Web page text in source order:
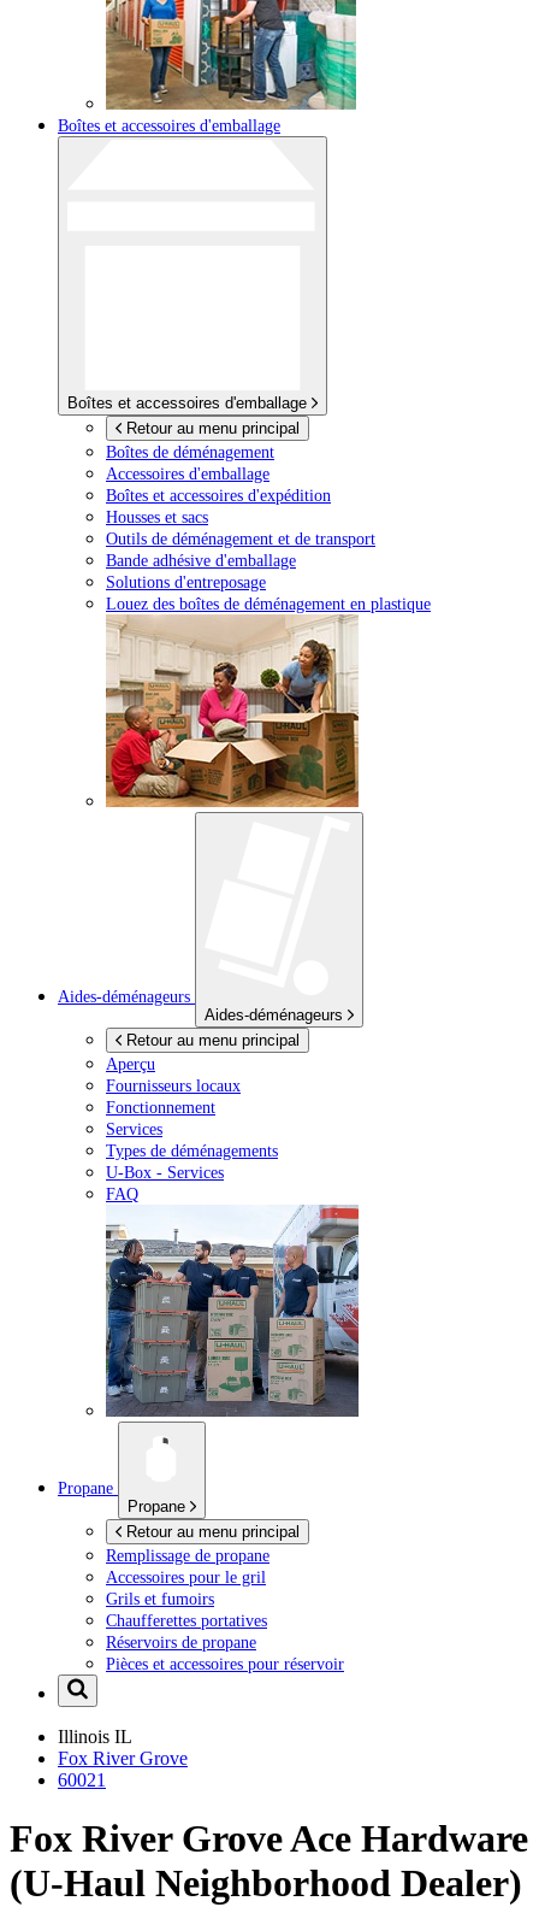
Boîtes et accessoires d'emballage
Boîtes et accessoires d'emballage
Retour au menu principal
Boîtes de déménagement
Accessoires d'emballage
Boîtes et accessoires d'expédition
Housses et sacs
Outils de déménagement et de transport
Bande adhésive d'emballage
Solutions d'entreposage
Louez des boîtes de déménagement en plastique
Aides-déménageurs
Aides-déménageurs
Retour au menu principal
Aperçu
Fournisseurs locaux
Fonctionnement
Services
Types de déménagements
U-Box - Services
FAQ
Propane
Propane
Retour au menu principal
Remplissage de propane
Accessoires pour le gril
Grils et fumoirs
Chaufferettes portatives
Réservoirs de propane
Pièces et accessoires pour réservoir
Illinois IL
Fox River Grove
60021
Fox River Grove Ace Hardware
(U-Haul Neighborhood Dealer)